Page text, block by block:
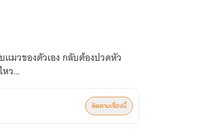
แมวของตัวเอง กลับต้องปวดหัว
หว…
ติดตามเรื่องนี้